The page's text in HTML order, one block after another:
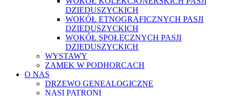
DZIEDUSZYCKICH
WOKÓŁ ETNOGRAFICZNYCH PASJI
DZIEDUSZYCKICH
WOKÓŁ SPOŁECZNYCH PASJI
DZIEDUSZYCKICH
WYSTAWY
ZAMEK W PODHORCACH
O NAS
DRZEWO GENEALOGICZNE
NASI PATRONI